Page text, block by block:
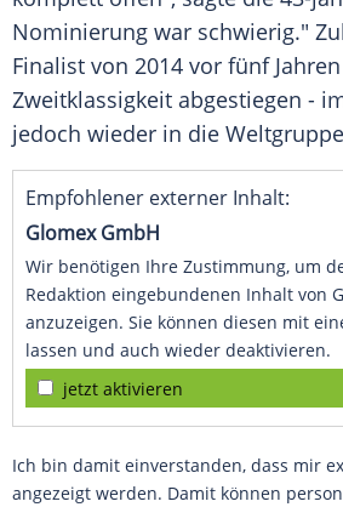
Nominierung war schwierig."
Finalist von 2014 vor fünf
Zweitklassigkeit abgestiegen -
jedoch wieder in die
Empfohlener externer Inhalt:
Glomex GmbH
Wir benötigen Ihre Zustimmung, um
Redaktion eingebundenen Inhalt von
anzuzeigen. Sie können diesen mit
lassen und auch wieder deaktivieren.
jetzt aktivieren
Ich bin damit einverstanden, dass mir
angezeigt werden. Damit können